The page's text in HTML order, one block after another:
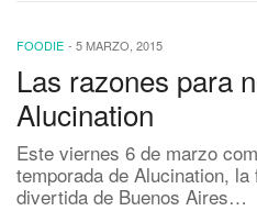
FOODIE - 5 MARZO, 2015
Las razones para
Alucination
Este viernes 6 de marzo
temporada de Alucination,
divertida de Buenos Aires…